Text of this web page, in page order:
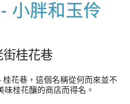
小胖和玉伶
街桂花巷
桂花巷，這個名稱從何而來並不
桂花釀的商店而得名。